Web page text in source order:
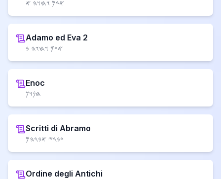
𐤀𐤃𐤌 𐤅𐤇𐤅𐤄 𐤀
Adamo ed Eva 2
𐤀𐤃𐤌 𐤅𐤇𐤅𐤄 𐤁
Enoc
𐤇𐤍𐤅𐤊
Scritti di Abramo
𐤃𐤁𐤓𐤉 𐤀𐤁𐤓𐤄𐤌
Ordine degli Antichi